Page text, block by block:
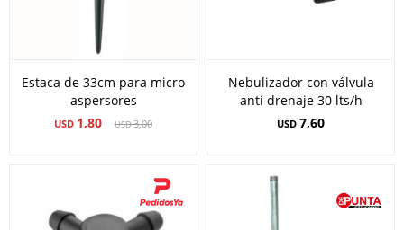
Estaca de 33cm para micro
aspersores
USD 1,80 USD3,00
Nebulizador con válvula
anti drenaje 30 lts/h
USD 7,60